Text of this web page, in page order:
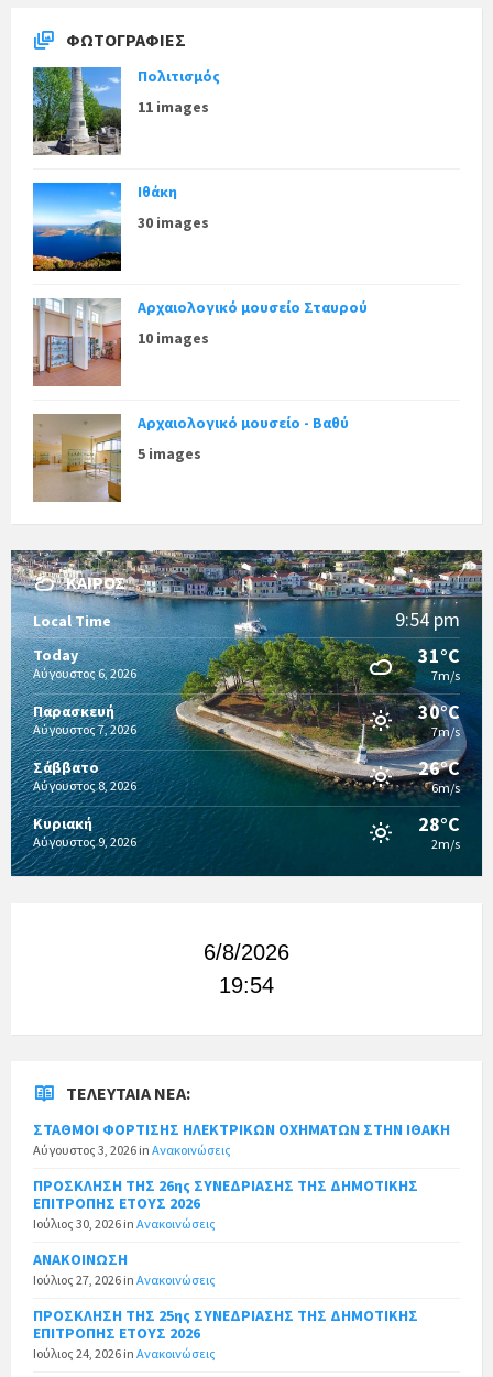
ΦΩΤΟΓΡΑΦΊΕΣ
Πολιτισμός
11 images
Ιθάκη
30 images
Αρχαιολογικό μουσείο Σταυρού
10 images
Αρχαιολογικό μουσείο - Βαθύ
5 images
ΚΑΙΡΌΣ
Local Time 9:54 pm
Today
Αύγουστος 6, 2026
31°C
7m/s
Παρασκευή
Αύγουστος 7, 2026
30°C
7m/s
Σάββατο
Αύγουστος 8, 2026
26°C
6m/s
Κυριακή
Αύγουστος 9, 2026
28°C
2m/s
6/8/2026
19:54
ΤΕΛΕΥΤΑΊΑ ΝΈΑ:
ΣΤΑΘΜΟΙ ΦΟΡΤΙΣΗΣ ΗΛΕΚΤΡΙΚΩΝ ΟΧΗΜΑΤΩΝ ΣΤΗΝ ΙΘΑΚΗ
Αύγουστος 3, 2026 in Ανακοινώσεις
ΠΡΟΣΚΛΗΣΗ ΤΗΣ 26ης ΣΥΝΕΔΡΙΑΣΗΣ ΤΗΣ ΔΗΜΟΤΙΚΗΣ
ΕΠΙΤΡΟΠΗΣ ΕΤΟΥΣ 2026
Ιούλιος 30, 2026 in Ανακοινώσεις
ΑΝΑΚΟΙΝΩΣΗ
Ιούλιος 27, 2026 in Ανακοινώσεις
ΠΡΟΣΚΛΗΣΗ ΤΗΣ 25ης ΣΥΝΕΔΡΙΑΣΗΣ ΤΗΣ ΔΗΜΟΤΙΚΗΣ
ΕΠΙΤΡΟΠΗΣ ΕΤΟΥΣ 2026
Ιούλιος 24, 2026 in Ανακοινώσεις